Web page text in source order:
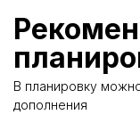
В планировку
дополнения